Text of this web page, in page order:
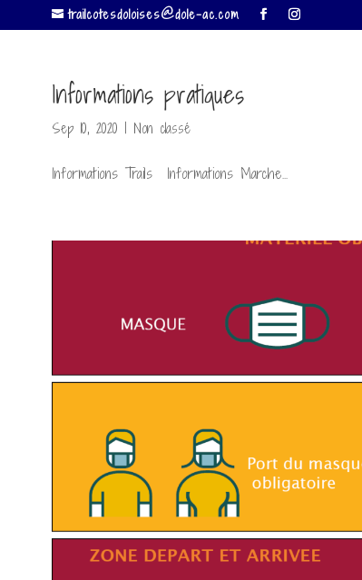
trailcotesdoloises@dole-ac.com
Informations pratiques
Sep 10, 2020 | Non classé
Informations Trails Informations Marche...